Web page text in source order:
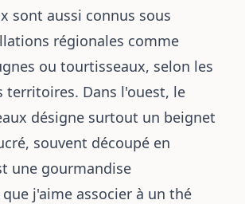
sont aussi connus sous
régionales comme
ou tourtisseaux, selon les
territoires. Dans l'ouest, le
désigne surtout un beignet
souvent découpé en
une gourmandise
j'aime associer à un thé